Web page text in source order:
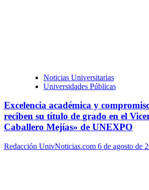
Noticias Universitarias
Universidades Públicas
Excelencia académica y
reciben su título de grado en el
Caballero Mejías» de UNEXPO
Redacción UnivNoticias.com 6 de agosto de